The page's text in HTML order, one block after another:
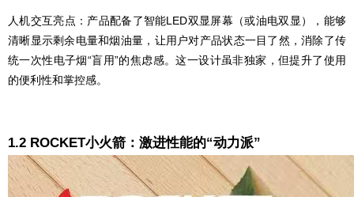
人机交互亮点：产品配备了智能LED双显屏幕（或油电双显），能够
清晰显示剩余电量和烟油量，让用户对产品状态一目了然，消除了传
统一次性电子烟“盲用”的焦虑感。这一设计虽非独家，但提升了使用
的便利性和掌控感。
1.2 ROCKET小火箭：激进性能的“动力派”